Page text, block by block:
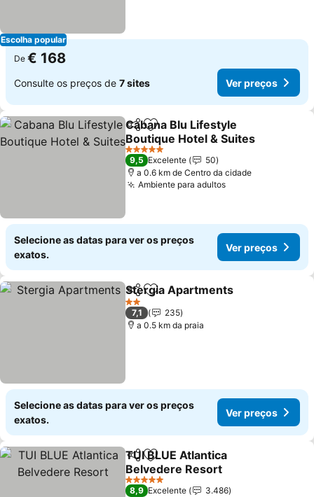
Escolha popular
De € 168
Consulte os preços de 7 sites Ver preços
PartilharAdicionar aos favoritos
Cabana Blu Lifestyle
Boutique Hotel & Suites
5 Estrelas
9,5 Excelente
50
a 0.6 km de Centro da cidade
Ambiente para adultos
Selecione as datas para ver os preços
exatos.
Ver preços
PartilharAdicionar aos favoritos
Stergia Apartments
2 Estrelas
7,1
235
a 0.5 km da praia
Selecione as datas para ver os preços
exatos.
Ver preços
PartilharAdicionar aos favoritos
TUI BLUE Atlantica
Belvedere Resort
5 Estrelas
8,9 Excelente
3.486